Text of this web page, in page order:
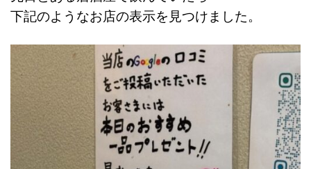
下記のようなお店の表示を見つけました。